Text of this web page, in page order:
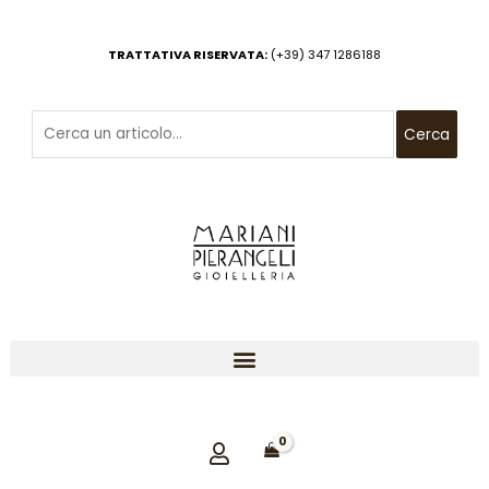
TRATTATIVA RISERVATA: (+39) 347 1286188
Cerca